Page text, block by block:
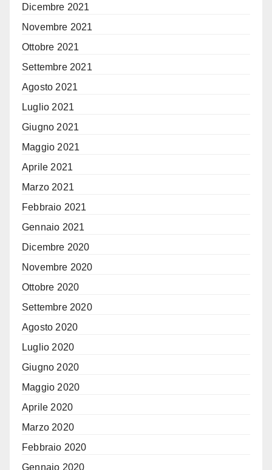
Dicembre 2021
Novembre 2021
Ottobre 2021
Settembre 2021
Agosto 2021
Luglio 2021
Giugno 2021
Maggio 2021
Aprile 2021
Marzo 2021
Febbraio 2021
Gennaio 2021
Dicembre 2020
Novembre 2020
Ottobre 2020
Settembre 2020
Agosto 2020
Luglio 2020
Giugno 2020
Maggio 2020
Aprile 2020
Marzo 2020
Febbraio 2020
Gennaio 2020